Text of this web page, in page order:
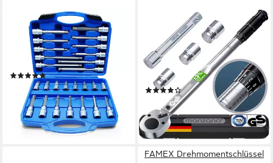
CCLIFE
Steckschlüssel Steckschlüssel
1/2" Antrieb Schlüssel Set
Nüsse (26 St)
(1)
ab 41,99 € UVP89,99 €
-53%
lieferbar - in 3-4 Werktagen bei dir
Drehmomentschlüssel
Monzana (6 St), 40-210Nm
1/2 " CV inkl. 3 Stecknüsse
+/- 3% kalibriert Auto
Motorrad(13)
24,94 € 33,95 €
-27%
lieferbar - in 3-4 Werktagen bei dir
FAMEX Drehmomentschlüssel